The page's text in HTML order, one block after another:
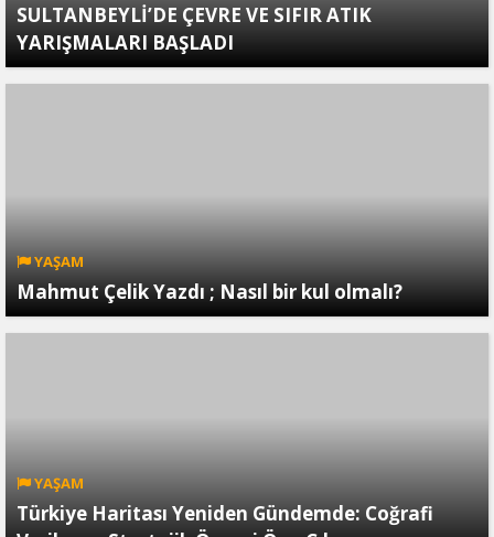
SULTANBEYLİ’DE ÇEVRE VE SIFIR ATIK
YARIŞMALARI BAŞLADI
YAŞAM
Mahmut Çelik Yazdı ; Nasıl bir kul olmalı?
YAŞAM
Türkiye Haritası Yeniden Gündemde: Coğrafi